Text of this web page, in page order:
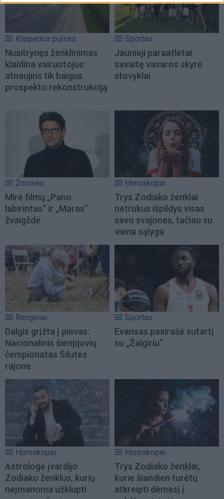
Klaipėdos pulsas
Nusitrynęs ženklinimas
klaidina vairuotojus:
atnaujins tik baigus
prospekto rekonstrukciją
Sportas
Jaunieji paraatletai
savaitę vasaros skyrė
stovyklai
Žmonės
Mirė filmų „Pano
labirintas“ ir „Maras“
žvaigždė
Horoskopai
Trys Zodiako ženklai
netrukus išpildys visas
savo svajones, tačiau su
viena sąlyga
Renginiai
Dalgis grįžta į pievas:
Nacionalinis šienpjovių
čempionatas Šilutės
rajone
Sportas
Evansas pasirašė sutartį
su „Žalgiriu“
Horoskopai
Astrologė įvardijo
Zodiako ženklus, kurių
neįmanoma užklupti
Horoskopai
Trys Zodiako ženklai,
kurie šiandien turėtų
atkreipti dėmesį į